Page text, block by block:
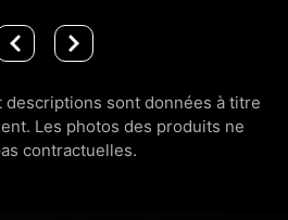
descriptions sont données à titre
Les photos des produits ne
contractuelles.